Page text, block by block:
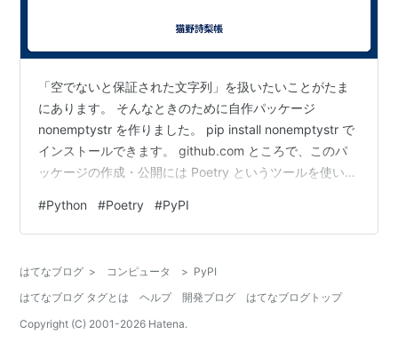
「空でないと保証された文字列」を扱いたいことがたま
にあります。 そんなときのために自作パッケージ
nonemptystr を作りました。 pip install nonemptystr で
インストールできます。 github.com ところで、このパ
ッケージの作成・公開には Poetry というツールを使いま
ジはとても小さなパッケージです。ちょっと中身を見て
みましょう。 リポジトリの中身 .gitignore, LICENSE
成するときに…
#Python #Poetry #PyPI
はてなブログ > コンピュータ > PyPI
はてなブログ タグとは
ヘルプ 開発ブログ
はてなブログトップ
Copyright (C) 2001-2026 Hatena.